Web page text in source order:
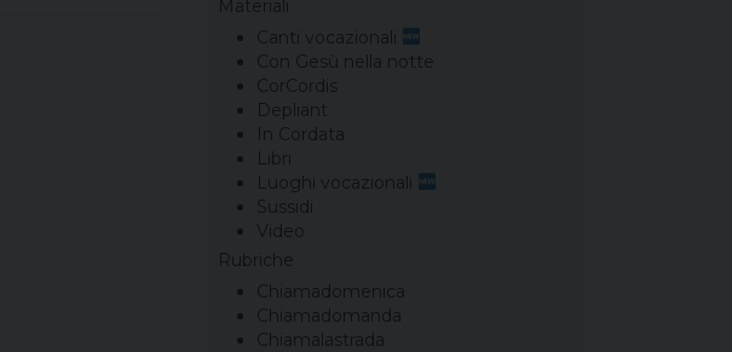
Materiali
Canti vocazionali
Con Gesù nella notte
CorCordis
Depliant
In Cordata
Libri
Luoghi vocazionali
Sussidi
Video
Rubriche
Chiamadomenica
Chiamadomanda
Chiamalastrada